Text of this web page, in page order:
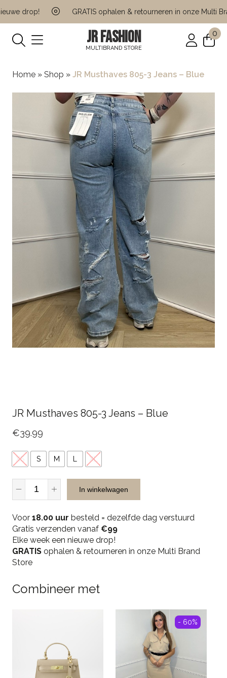
drop! GRATIS ophalen & retourneren in onze Multi
JR FASHION
MULTIBRAND STORE
0
Home » Shop » JR Musthaves 805-3 Jeans – Blue
JR Musthaves 805-3 Jeans – Blue
€39.99
XS S M L XL
Musthaves
3
Jeans
-
Blue
quantity
In winkelwagen
Voor 18.00 uur besteld = dezelfde dag verstuurd
Gratis verzenden vanaf €99
Elke week een nieuwe drop!
GRATIS ophalen & retourneren in onze Multi Brand
Store
Combineer met
- 60%